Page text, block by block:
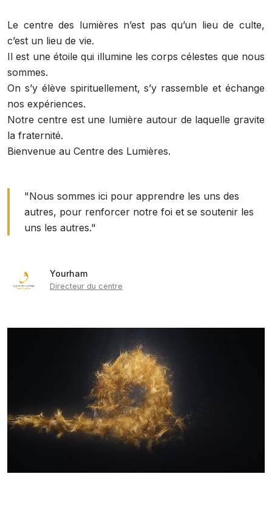
Le centre des lumières n’est pas qu’un lieu de culte,
c’est un lieu de vie.
Il est une étoile qui illumine les corps célestes que nous
sommes.
On s’y élève spirituellement, s’y rassemble et échange
nos expériences.
Notre centre est une lumière autour de laquelle gravite
la fraternité.
Bienvenue au Centre des Lumières.
"Nous sommes ici pour apprendre les uns des
autres, pour renforcer notre foi et se soutenir les
uns les autres."
Yourham
Directeur du centre